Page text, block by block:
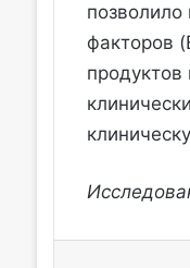
факторов